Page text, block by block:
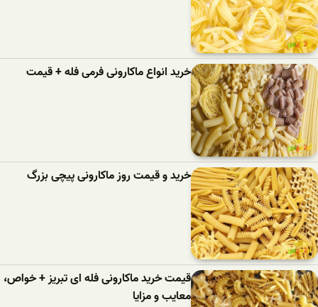
خرید انواع ماکارونی فرمی فله + قیمت
خرید و قیمت روز ماکارونی پیچی بزرگ
قیمت خرید ماکارونی فله ای تبریز + خواص،
معایب و مزایا